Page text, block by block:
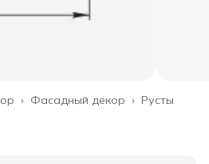
Русты
Фасадный декор ›
›